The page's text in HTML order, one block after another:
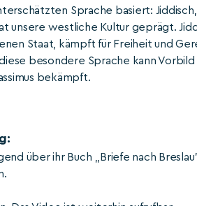
Sprache basiert:
unsere westliche Kultur geprägt.
Staat, kämpft für Freiheit und
besondere Sprache kann
bekämpft.
über ihr Buch „Briefe nach